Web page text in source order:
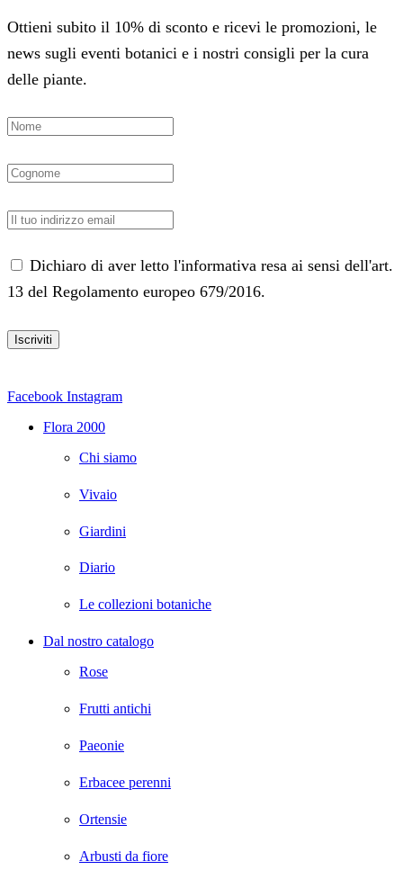
Ottieni subito il 10% di sconto e ricevi le promozioni, le
news sugli eventi botanici e i nostri consigli per la cura
delle piante.
Dichiaro di aver letto l'informativa resa ai sensi dell'art.
13 del Regolamento europeo 679/2016.
Facebook Instagram
Flora 2000
Chi siamo
Vivaio
Giardini
Diario
Le collezioni botaniche
Dal nostro catalogo
Rose
Frutti antichi
Paeonie
Erbacee perenni
Ortensie
Arbusti da fiore